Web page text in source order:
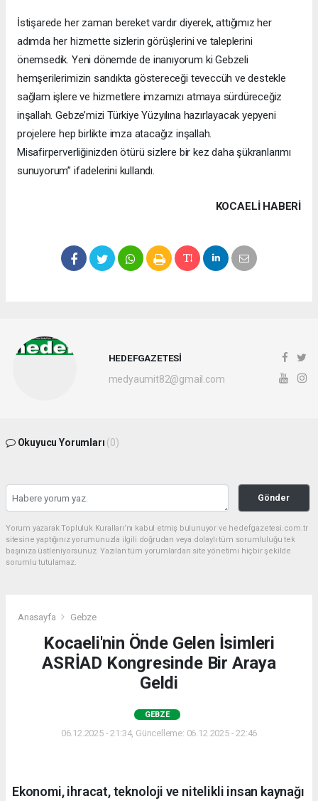
İstişarede her zaman bereket vardır diyerek, attığımız her
adımda her hizmette sizlerin görüşlerini ve taleplerini
önemsedik. Yeni dönemde de inanıyorum ki Gebzeli
hemşerilerimizin sandıkta göstereceği teveccüh ve destekle
sağlam işlere ve hizmetlere imzamızı atmaya sürdüreceğiz
inşallah. Gebze’mizi Türkiye Yüzyılına hazırlayacak yepyeni
projelere hep birlikte imza atacağız inşallah.
Misafirperverliğinizden ötürü sizlere bir kez daha şükranlarımı
sunuyorum” ifadelerini kullandı.
KOCAELI HABERİ
HEDEFGAZETESİ
medyaumit82@gmail.com
Okuyucu Yorumları (0)
Gönder
Yorum yazarak Topluluk Kuralları’nı kabul etmiş bulunuyor ve hedefgazetesi.com.tr
sitesine yaptığınız yorumunuzla ilgili doğrudan veya dolaylı tüm sorumluluğu tek
başınıza üstleniyorsunuz. Yazılan tüm yorumlardan site yönetimi hiçbir şekilde
sorumlu tutulamaz.
Anasayfa Gebze
Kocaeli'nin Önde Gelen İsimleri
ASRİAD Kongresinde Bir Araya
Geldi
GEBZE
06.12.2025 - 21:34, Güncelleme: 06.12.2025 - 22:46
Ekonomi, ihracat, teknoloji ve nitelikli insan kaynağı